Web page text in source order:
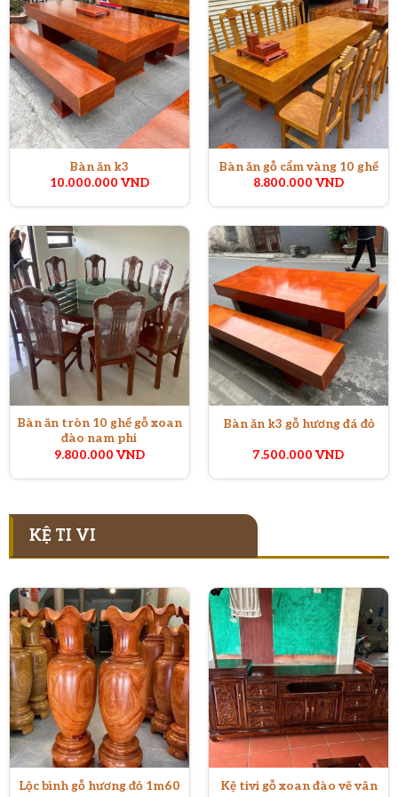
Bàn ăn k3
10.000.000 VND
Bàn ăn gỗ cẩm vàng 10 ghế
8.800.000VND
Bàn ăn tròn 10 ghế gỗ xoan
đào nam phi
9.800.000 VND
Bàn ăn k3 gỗ hương đá đỏ
7.500.000VND
KỆ TI VI
Lộc bình gỗ hương đỏ 1m60
Kệ tivi gỗ xoan đào vẽ vân